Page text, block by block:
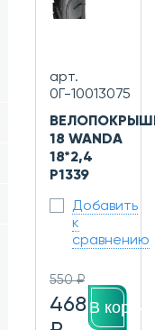
арт.
0Г-10013075
18 WANDA
18*2,4
P1339
Добавить
к
сравнению
550 ₽
468 В